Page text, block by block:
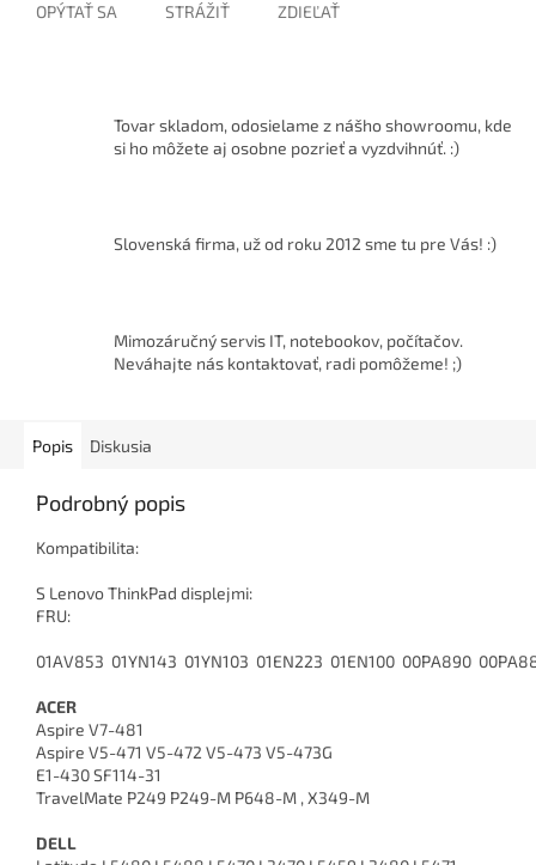
OPÝTAŤ SA STRÁŽIŤ ZDIEĽAŤ
Tovar skladom, odosielame z nášho showroomu, kde
si ho môžete aj osobne pozrieť a vyzdvihnúť. :)
Slovenská firma, už od roku 2012 sme tu pre Vás! :)
Mimozáručný servis IT, notebookov, počítačov.
Neváhajte nás kontaktovať, radi pomôžeme! ;)
Popis Diskusia
Podrobný popis
Kompatibilita:
S Lenovo ThinkPad displejmi:
FRU:
01AV853 01YN143 01YN103 01EN223 01EN100 00PA890
ACER
Aspire V7-481
Aspire V5-471 V5-472 V5-473 V5-473G
E1-430 SF114-31
TravelMate P249 P249-M P648-M , X349-M
DELL